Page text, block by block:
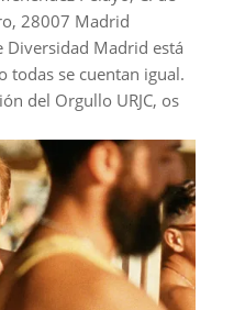
28007 Madrid
Diversidad Madrid está
todas se cuentan igual.
del Orgullo URJC, os